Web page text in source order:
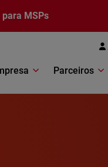
MSPs
Parceiros